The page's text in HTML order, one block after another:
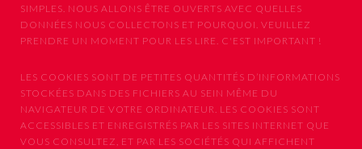
SIMPLES. NOUS ALLONS ÊTRE OUVERTS AVEC QUELLES
DONNÉES NOUS COLLECTONS ET POURQUOI. VEUILLEZ
PRENDRE UN MOMENT POUR LES LIRE. C'EST IMPORTANT !
LES COOKIES SONT DE PETITES QUANTITÉS D’INFORMATIONS
STOCKÉES DANS DES FICHIERS AU SEIN MÊME DU
NAVIGATEUR DE VOTRE ORDINATEUR. LES COOKIES SONT
ACCESSIBLES ET ENREGISTRÉS PAR LES SITES INTERNET QUE
VOUS CONSULTEZ, ET PAR LES SOCIÉTÉS QUI AFFICHENT